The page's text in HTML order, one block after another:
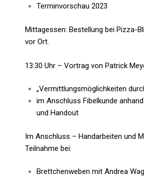
Terminvorschau 2023
Mittagessen: Bestellung bei Pizza-
vor Ort.
13:30 Uhr – Vortrag von Patrick
„Vermittlungsmöglichkeiten
im Anschluss Fibelkunde
und Handout
Im Anschluss – Handarbeiten und
Teilnahme bei:
Brettchenweben mit Andrea